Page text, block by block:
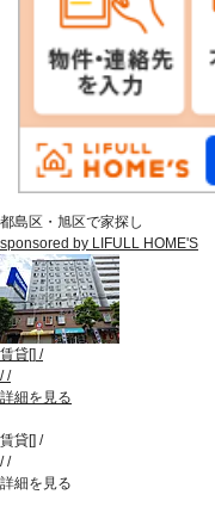
都島区・旭区で家探し
sponsored by LIFULL HOME'S
賃貸[] /
//
詳細を見る
賃貸[] /
//
詳細を見る